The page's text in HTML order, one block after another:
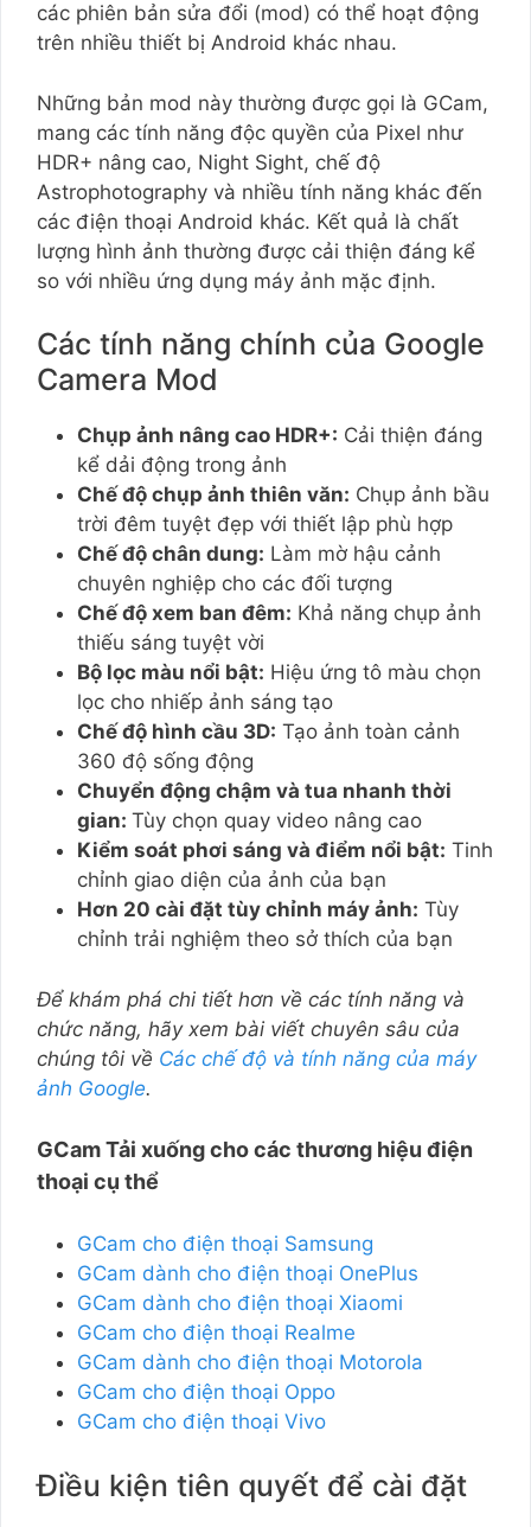
các phiên bản sửa đổi (mod) có thể hoạt động
trên nhiều thiết bị Android khác nhau.
Những bản mod này thường được gọi là GCam,
mang các tính năng độc quyền của Pixel như
HDR+ nâng cao, Night Sight, chế độ
Astrophotography và nhiều tính năng khác đến
các điện thoại Android khác. Kết quả là chất
lượng hình ảnh thường được cải thiện đáng kể
so với nhiều ứng dụng máy ảnh mặc định.
Các tính năng chính của Google
Camera Mod
Chụp ảnh nâng cao HDR+: Cải thiện đáng
kể dải động trong ảnh
Chế độ chụp ảnh thiên văn: Chụp ảnh bầu
trời đêm tuyệt đẹp với thiết lập phù hợp
Chế độ chân dung: Làm mờ hậu cảnh
chuyên nghiệp cho các đối tượng
Chế độ xem ban đêm: Khả năng chụp ảnh
thiếu sáng tuyệt vời
Bộ lọc màu nổi bật: Hiệu ứng tô màu chọn
lọc cho nhiếp ảnh sáng tạo
Chế độ hình cầu 3D: Tạo ảnh toàn cảnh
360 độ sống động
Chuyển động chậm và tua nhanh thời
gian: Tùy chọn quay video nâng cao
Kiểm soát phơi sáng và điểm nổi bật: Tinh
chỉnh giao diện của ảnh của bạn
Hơn 20 cài đặt tùy chỉnh máy ảnh: Tùy
chỉnh trải nghiệm theo sở thích của bạn
Để khám phá chi tiết hơn về các tính năng và
chức năng, hãy xem bài viết chuyên sâu của
chúng tôi về Các chế độ và tính năng của máy
ảnh Google.
GCam Tải xuống cho các thương hiệu điện
thoại cụ thể
GCam cho điện thoại Samsung
GCam dành cho điện thoại OnePlus
GCam dành cho điện thoại Xiaomi
GCam cho điện thoại Realme
GCam dành cho điện thoại Motorola
GCam cho điện thoại Oppo
GCam cho điện thoại Vivo
Điều kiện tiên quyết để cài đặt